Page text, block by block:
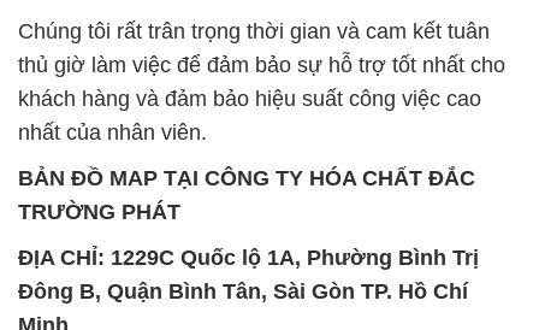
Chúng tôi rất trân trọng thời gian và cam kết tuân
thủ giờ làm việc để đảm bảo sự hỗ trợ tốt nhất cho
khách hàng và đảm bảo hiệu suất công việc cao
nhất của nhân viên.
BẢN ĐỒ MAP TẠI CÔNG TY HÓA CHẤT ĐẮC
TRƯỜNG PHÁT
ĐỊA CHỈ: 1229C Quốc lộ 1A, Phường Bình Trị
Đông B, Quận Bình Tân, Sài Gòn TP. Hồ Chí